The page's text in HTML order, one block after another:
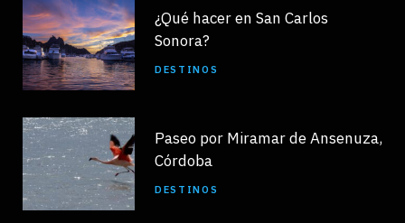
¿Qué hacer en San Carlos
Sonora?
DESTINOS
Paseo por Miramar de Ansenuza,
Córdoba
DESTINOS